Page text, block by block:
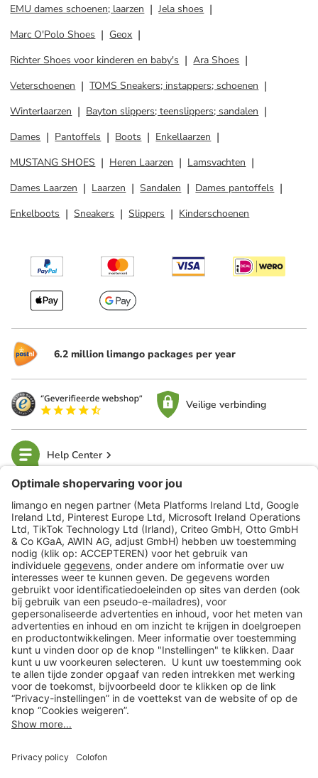
EMU dames schoenen; laarzen
Jela shoes
Marc O'Polo Shoes
Geox
Richter Shoes voor kinderen en baby's
Ara Shoes
Veterschoenen
TOMS Sneakers; instappers; schoenen
Winterlaarzen
Bayton slippers; teenslippers; sandalen
Dames
Pantoffels Boots
Enkellaarzen
MUSTANG SHOES
Heren Laarzen
Lamsvachten
Dames Laarzen
Laarzen Sandalen
Dames pantoffels
Enkelboots
Sneakers Slippers Kinderschoenen
6.2 million limango packages per year
Veilige verbinding
Help Center
limango
Veilig winkelen
Klantenservice
Shop
Acties